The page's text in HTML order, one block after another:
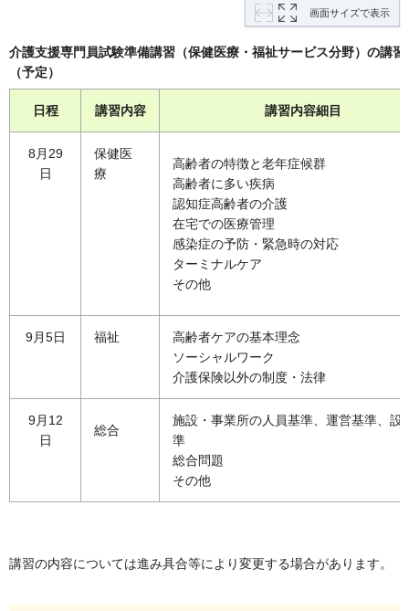
画面サイズで表示
介護支援専門員試験準備講習（保健医療・福祉サービス分野）の講習
（予定）
日程 講習内容 講習内容細目
8月29
日
保健医
療
高齢者の特徴と老年症候群
高齢者に多い疾病
認知症高齢者の介護
在宅での医療管理
感染症の予防・緊急時の対応
ターミナルケア
その他
9月5日 福祉
高齢者ケアの基本理念
ソーシャルワーク
介護保険以外の制度・法律
9月12
日
総合
施設・事業所の人員基準、運営基準、設
準
総合問題
その他
講習の内容については進み具合等により変更する場合があります。